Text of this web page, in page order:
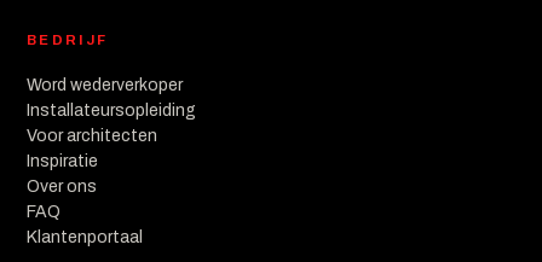
BEDRIJF
Word wederverkoper
Installateursopleiding
Voor architecten
Inspiratie
Over ons
FAQ
Klantenportaal